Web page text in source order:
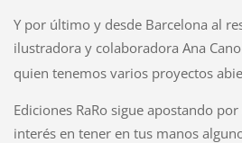
Y por último y desde Barcelona al
ilustradora y colaboradora Ana
quien tenemos varios proyectos
Ediciones RaRo sigue apostando
interés en tener en tus manos